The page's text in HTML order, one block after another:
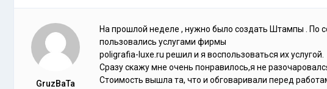
GruzBaTa
На прошлой неделе , нужно было создать Штампы . По
пользовались услугами фирмы
poligrafia-luxe.ru решил и я воспользоваться их услугой.
Сразу скажу мне очень понравилось,я не
Стоимость вышла та, что и обговаривали перед